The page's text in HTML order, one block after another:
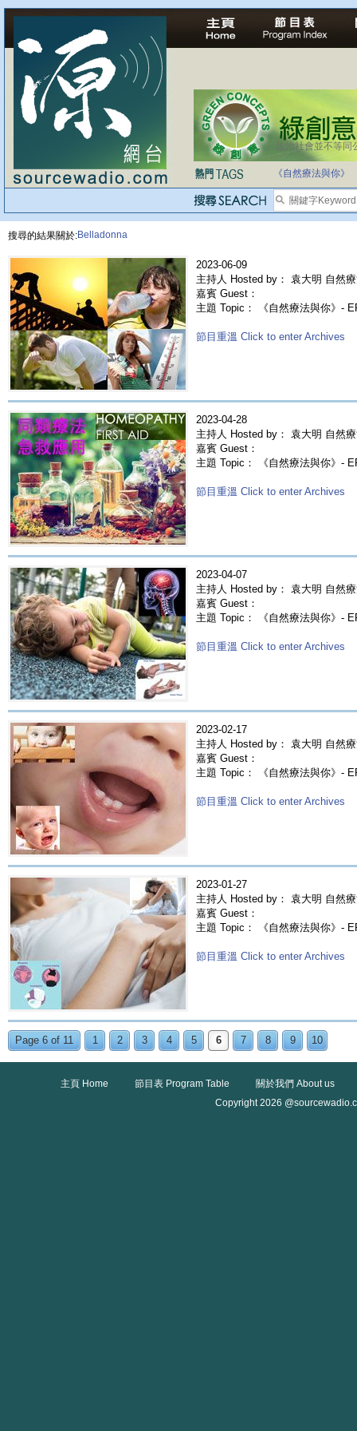
法治社會並不等同
自家教育合法化-
《自然療法與你》
搜尋的結果關於:Belladonna
2023-06-09
主持人 Hosted by： 袁大明 自然
嘉賓 Guest：
主題 Topic： 《自然療法與你》-
節目重溫 Click to enter Archives
2023-04-28
主持人 Hosted by： 袁大明 自然
嘉賓 Guest：
主題 Topic： 《自然療法與你》-
節目重溫 Click to enter Archives
2023-04-07
主持人 Hosted by： 袁大明 自然
嘉賓 Guest：
主題 Topic： 《自然療法與你》-
節目重溫 Click to enter Archives
2023-02-17
主持人 Hosted by： 袁大明 自然
嘉賓 Guest：
主題 Topic： 《自然療法與你》-
節目重溫 Click to enter Archives
2023-01-27
主持人 Hosted by： 袁大明 自然
嘉賓 Guest：
主題 Topic： 《自然療法與你》-
節目重溫 Click to enter Archives
Page 6 of 11 1 2 3 4 5 6 7 8 9 10
主頁 Home 節目表 Program Table
關於我們 About us
Copyright 2026